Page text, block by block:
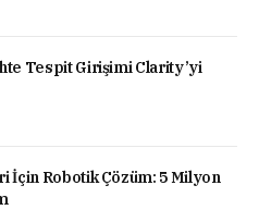
Tespit Girişimi Clarity’yi
İçin Robotik Çözüm: 5 Milyon